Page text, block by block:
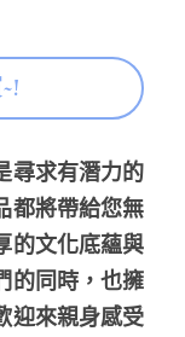
尋求有潛力的
都將帶給您無
的文化底蘊與
的同時，也擁
迎來親身感受